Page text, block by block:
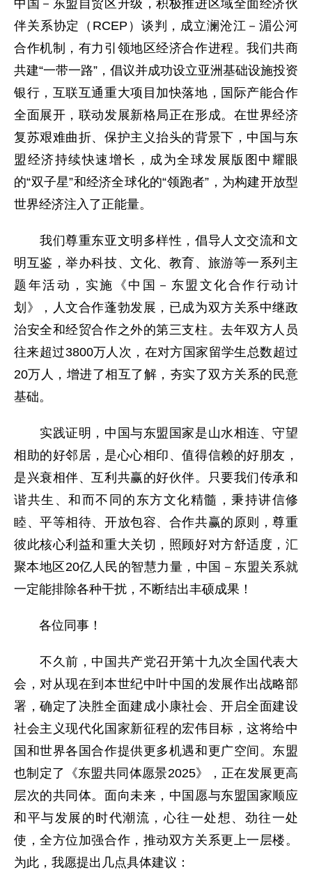
中国－东盟自贸区升级，积极推进区域全面经济伙
伴关系协定（RCEP）谈判，成立澜沧江－湄公河
合作机制，有力引领地区经济合作进程。我们共商
共建“一带一路”，倡议并成功设立亚洲基础设施投资
银行，互联互通重大项目加快落地，国际产能合作
全面展开，联动发展新格局正在形成。在世界经济
复苏艰难曲折、保护主义抬头的背景下，中国与东
盟经济持续快速增长，成为全球发展版图中耀眼
的“双子星”和经济全球化的“领跑者”，为构建开放型
世界经济注入了正能量。
我们尊重东亚文明多样性，倡导人文交流和文
明互鉴，举办科技、文化、教育、旅游等一系列主
题年活动，实施《中国－东盟文化合作行动计
划》，人文合作蓬勃发展，已成为双方关系中继政
治安全和经贸合作之外的第三支柱。去年双方人员
往来超过3800万人次，在对方国家留学生总数超过
20万人，增进了相互了解，夯实了双方关系的民意
基础。
实践证明，中国与东盟国家是山水相连、守望
相助的好邻居，是心心相印、值得信赖的好朋友，
是兴衰相伴、互利共赢的好伙伴。只要我们传承和
谐共生、和而不同的东方文化精髓，秉持讲信修
睦、平等相待、开放包容、合作共赢的原则，尊重
彼此核心利益和重大关切，照顾好对方舒适度，汇
聚本地区20亿人民的智慧力量，中国－东盟关系就
一定能排除各种干扰，不断结出丰硕成果！
各位同事！
不久前，中国共产党召开第十九次全国代表大
会，对从现在到本世纪中叶中国的发展作出战略部
署，确定了决胜全面建成小康社会、开启全面建设
社会主义现代化国家新征程的宏伟目标，这将给中
国和世界各国合作提供更多机遇和更广空间。东盟
也制定了《东盟共同体愿景2025》，正在发展更高
层次的共同体。面向未来，中国愿与东盟国家顺应
和平与发展的时代潮流，心往一处想、劲往一处
使，全方位加强合作，推动双方关系更上一层楼。
为此，我愿提出几点具体建议：